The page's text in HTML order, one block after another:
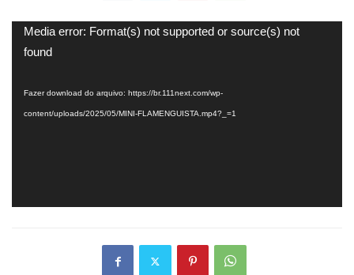
Tocador
de
Media error: Format(s) not supported or source(s) not
found
Fazer download do arquivo: https://br.111next.com/wp-
content/uploads/2025/05/MINI-FLAMENGUISTA.mp4?_=1